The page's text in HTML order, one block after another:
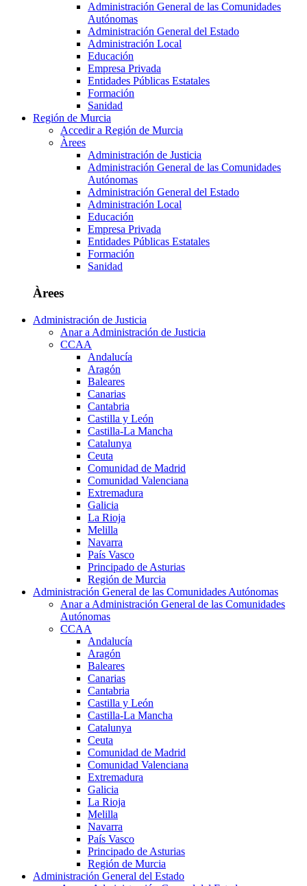
Administración General de las Comunidades
Autónomas
Administración General del Estado
Administración Local
Educación
Empresa Privada
Entidades Públicas Estatales
Formación
Sanidad
Región de Murcia
Accedir a Región de Murcia
Àrees
Administración de Justicia
Administración General de las Comunidades
Autónomas
Administración General del Estado
Administración Local
Educación
Empresa Privada
Entidades Públicas Estatales
Formación
Sanidad
Àrees
Administración de Justicia
Anar a Administración de Justicia
CCAA
Andalucía
Aragón
Baleares
Canarias
Cantabria
Castilla y León
Castilla-La Mancha
Catalunya
Ceuta
Comunidad de Madrid
Comunidad Valenciana
Extremadura
Galicia
La Rioja
Melilla
Navarra
País Vasco
Principado de Asturias
Región de Murcia
Administración General de las Comunidades Autónomas
Anar a Administración General de las Comunidades
Autónomas
CCAA
Andalucía
Aragón
Baleares
Canarias
Cantabria
Castilla y León
Castilla-La Mancha
Catalunya
Ceuta
Comunidad de Madrid
Comunidad Valenciana
Extremadura
Galicia
La Rioja
Melilla
Navarra
País Vasco
Principado de Asturias
Región de Murcia
Administración General del Estado